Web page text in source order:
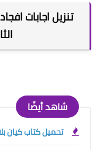
تنزيل اجابات
شاهد أيضًا
تحميل كتاب كيان